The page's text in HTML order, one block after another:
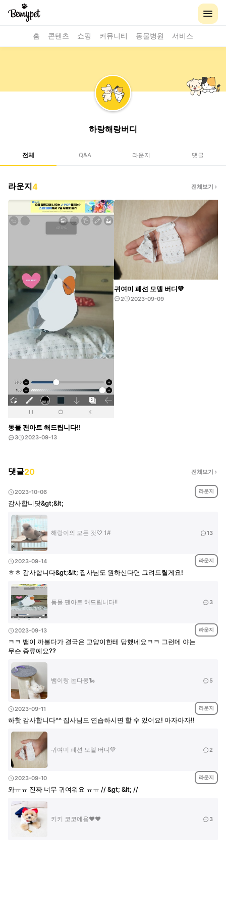
홈 콘텐츠 쇼핑 커뮤니티 동물병원 서비스
하랑해랑버디
전체 Q&A 라운지 댓글
라운지4 전체보기
동물 팬아트 해드립니다!!
3 2023-09-13
귀여미 폐션 모델 버디💚
2 2023-09-09
댓글20 전체보기
2023-10-06 라운지
감사합니닷&gt;&lt;
해랑이의 모든 것♡ 1# 13
2023-09-14 라운지
ㅎㅎ 감사합니다&gt;&lt; 집사님도 원하신다면 그려드릴게요!
동물 팬아트 해드립니다!! 3
2023-09-13 라운지
ㅋㅋ 뱀이 까불다가 결국은 고양이한테 당했네요ㅋㅋ 그런데 야는
무슨 종류예요??
뱀이랑 논다옹🐍 5
2023-09-11 라운지
하핫 감사합니다^^ 집사님도 연습하시면 할 수 있어요! 아자아자!!
귀여미 폐션 모델 버디💚 2
2023-09-10 라운지
와ㅠㅠ 진짜 너무 귀여워요 ㅠㅠ // &gt; &lt; //
키키 코코에용♥️♥️ 3